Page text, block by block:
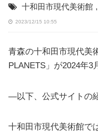
十和田市現代美術館 ,
2023/12/15 10:55
青森の十和田市現代美
PLANETS」が2024年3
—以下、公式サイトの
十和田市現代美術館で